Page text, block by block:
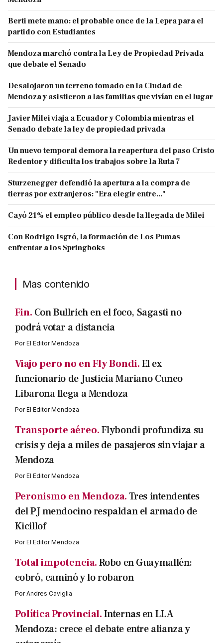
Berti mete mano: el probable once de la Lepra para el
partido con Estudiantes
Mendoza marchó contra la Ley de Propiedad Privada
que debate el Senado
Desalojaron un terreno tomado en la Ciudad de
Mendoza y asistieron a las familias que vivían en el lugar
Javier Milei viaja a Ecuador y Colombia mientras el
Senado debate la ley de propiedad privada
Un nuevo temporal demora la reapertura del paso Cristo
Redentor y dificulta los trabajos sobre la Ruta 7
Sturzenegger defendió la apertura a la compra de
tierras por extranjeros: "Era elegir entre..."
Cayó 21% el empleo público desde la llegada de Milei
Con Rodrigo Isgró, la formación de Los Pumas
enfrentar a los Springboks
Mas contenido
Fin. Con Bullrich en el foco, Sagasti no
podrá votar a distancia
PorEl Editor Mendoza
Viajo pero no en Fly Bondi.El ex
funcionario de Justicia Mariano Cuneo
Libarona llega a Mendoza
PorEl Editor Mendoza
Transporte aéreo.Flybondi profundiza su
crisis y deja a miles de pasajeros sin viajar a
Mendoza
PorEl Editor Mendoza
Peronismo en Mendoza. Tres intendentes
del PJ mendocino respaldan el armado de
Kicillof
PorEl Editor Mendoza
Total impotencia.Robo en Guaymallén:
cobró, caminó y lo robaron
PorAndres Caviglia
Política Provincial.Internas en LLA
Mendoza: crece el debate entre alianza y